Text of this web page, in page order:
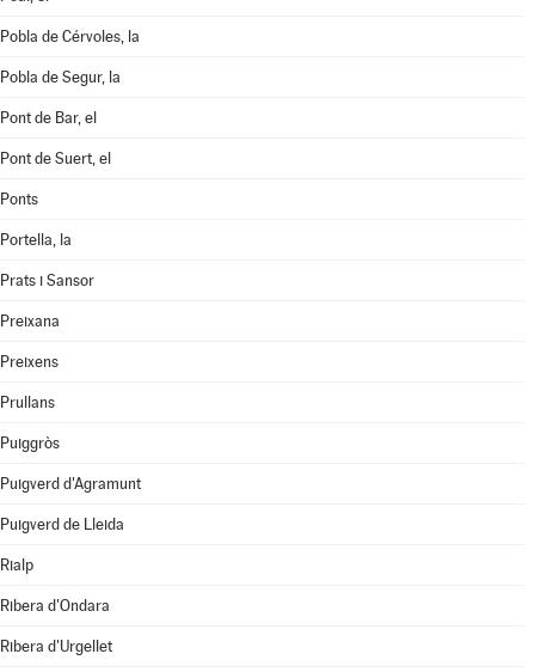
Pobla de Cérvoles, la
Pobla de Segur, la
Pont de Bar, el
Pont de Suert, el
Ponts
Portella, la
Prats i Sansor
Preixana
Preixens
Prullans
Puiggròs
Puigverd d'Agramunt
Puigverd de Lleida
Rialp
Ribera d'Ondara
Ribera d'Urgellet